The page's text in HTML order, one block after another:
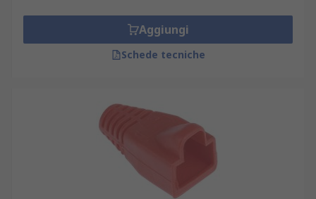
Aggiungi
Schede tecniche